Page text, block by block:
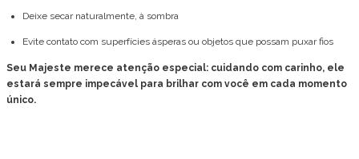
Deixe secar naturalmente, à sombra
Evite contato com superfícies ásperas ou objetos que possam puxar fios
Seu Majeste merece atenção especial: cuidando com carinho, ele
estará sempre impecável para brilhar com você em cada momento
único.